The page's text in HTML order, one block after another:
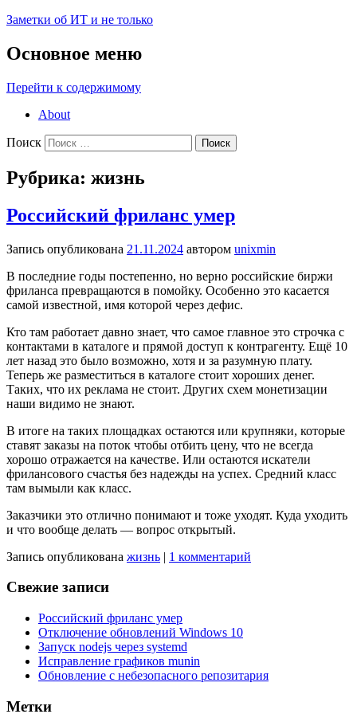
Заметки об ИТ и не только
Основное меню
Перейти к содержимому
About
Поиск
Рубрика: жизнь
Российский фриланс умер
Запись опубликована 21.11.2024 автором unixmin
В последние годы постепенно, но верно российские биржи
фриланса превращаются в помойку. Особенно это касается
самой известной, имя которой через дефис.
Кто там работает давно знает, что самое главное это строчка с
контактами в каталоге и прямой доступ к контрагенту. Ещё 10
лет назад это было возможно, хотя и за разумную плату.
Теперь же разместиться в каталоге стоит хороших денег.
Таких, что их реклама не стоит. Других схем монетизации
наши видимо не знают.
В итоге на таких площадках остаются или крупняки, которые
ставят заказы на поток чтобы отбить цену, что не всегда
хорошо отражается на качестве. Или остаются искатели
фрилансового счастья без надежды на успех. Средний класс
там вымыли как класс.
Заказчики это отлично понимают и тоже уходят. Куда уходить
и что вообще делать — вопрос открытый.
Запись опубликована жизнь | 1 комментарий
Свежие записи
Российский фриланс умер
Отключение обновлений Windows 10
Запуск nodejs через systemd
Исправление графиков munin
Обновление с небезопасного репозитария
Метки